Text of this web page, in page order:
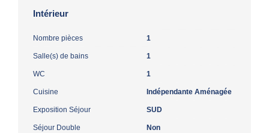
Intérieur
Nombre pièces 1
Salle(s) de bains 1
WC 1
Cuisine Indépendante Aménagée
Exposition Séjour SUD
Séjour Double Non